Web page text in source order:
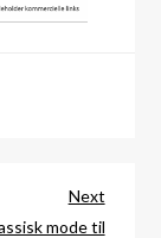
Next
Post
Next
mode til